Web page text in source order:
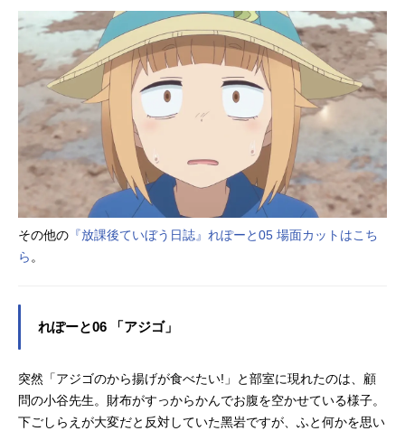
その他の 『放課後ていぼう日誌』れぽーと05 場面カットはこち
ら 。
れぽーと06 「アジゴ」
突然「アジゴのから揚げが食べたい!」と部室に現れたのは、顧
問の小谷先生。財布がすっからかんでお腹を空かせている様子。
下ごしらえが大変だと反対していた黑岩ですが、ふと何かを思い